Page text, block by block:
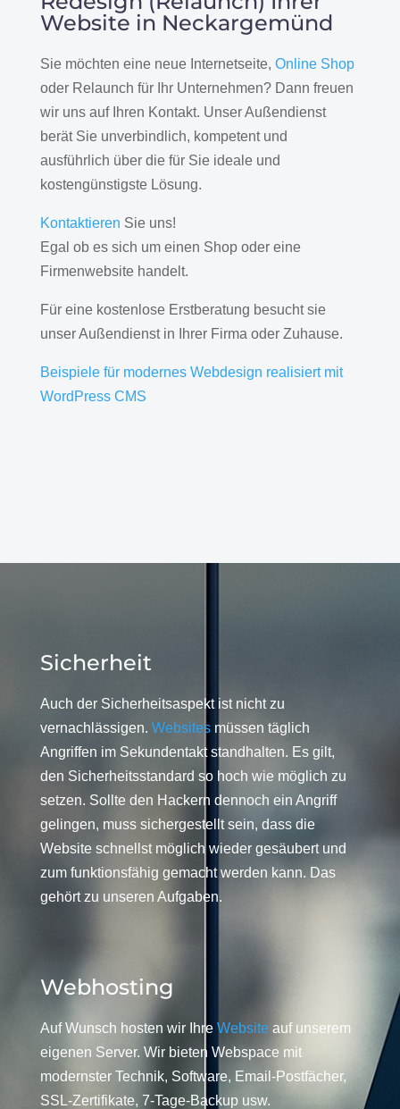
Website in Neckargemünd
Sie möchten eine neue Internetseite, Online Shop
oder Relaunch für Ihr Unternehmen? Dann freuen
wir uns auf Ihren Kontakt. Unser Außendienst
berät Sie unverbindlich, kompetent und
ausführlich über die für Sie ideale und
kostengünstigste Lösung.
Kontaktieren Sie uns!
Egal ob es sich um einen Shop oder eine
Firmenwebsite handelt.
Für eine kostenlose Erstberatung besucht sie
unser Außendienst in Ihrer Firma oder Zuhause.
Beispiele für modernes Webdesign realisiert mit
WordPress CMS
Sicherheit
Auch der Sicherheitsaspekt ist nicht zu
vernachlässigen. Websitesmüssen täglich
Angriffen im Sekundentakt standhalten. Es gilt,
den Sicherheitsstandard so hoch wie möglich zu
setzen. Sollte den Hackern dennoch ein Angriff
gelingen, muss sichergestellt sein, dass die
Website schnellst möglich wieder gesäubert und
zum funktionsfähig gemacht werden kann. Das
gehört zu unseren Aufgaben.
Webhosting
Auf Wunsch hosten wir Ihre Website auf unserem
eigenen Server. Wir bieten Webspace mit
modernster Technik, Software, Email-Postfächer,
SSL-Zertifikate, 7-Tage-Backup usw.